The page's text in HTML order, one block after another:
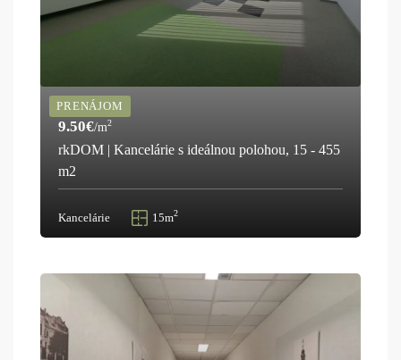
PRENÁJOM
9.50€/m2
rkDOM | Kancelárie s ideálnou polohou, 15 - 455
m2
Kancelárie 15m2